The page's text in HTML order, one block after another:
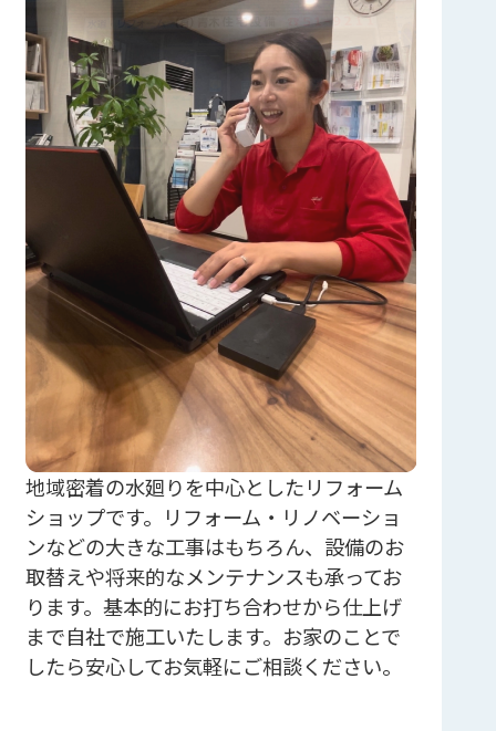
地域密着の水廻りを中心としたリフォーム
ショップです。リフォーム・リノベーショ
ンなどの大きな工事はもちろん、設備のお
取替えや将来的なメンテナンスも承ってお
ります。基本的にお打ち合わせから仕上げ
まで自社で施工いたします。お家のことで
したら安心してお気軽にご相談ください。